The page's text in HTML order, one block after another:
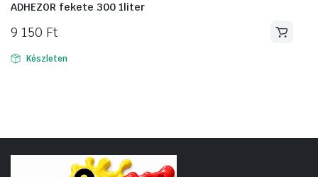
ADHEZOR fekete 300 1liter
9 150 Ft
Készleten